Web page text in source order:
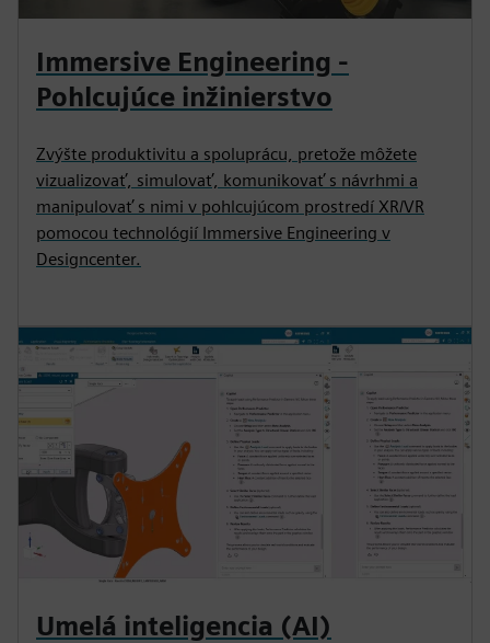
Immersive Engineering -
Pohlcujúce inžinierstvo
Zvýšte produktivitu a spoluprácu, pretože môžete
vizualizovať, simulovať, komunikovať s návrhmi a
manipulovať s nimi v pohlcujúcom prostredí XR/VR
pomocou technológií Immersive Engineering v
Designcenter.
Umelá inteligencia (AI)